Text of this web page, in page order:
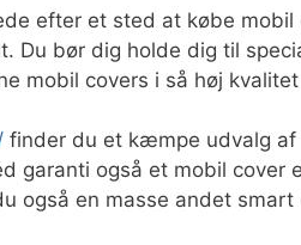
efter et sted at købe
Du bør dig holde dig til
mobil covers i så høj
finder du et kæmpe udvalg
garanti også et mobil cover
også en masse andet